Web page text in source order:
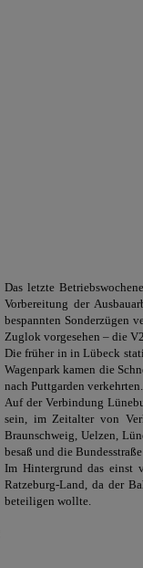
Das letzte
Vorbereitung der
bespannten Sonderzügen
Zuglok vorgesehen – die
Die früher in in Lübeck
Wagenpark kamen die
nach Puttgarden verkehrten.
Auf der Verbindung
sein, im Zeitalter von
Braunschweig, Uelzen,
besaß und die
Im Hintergrund das einst
Ratzeburg-Land, da der
beteiligen wollte.